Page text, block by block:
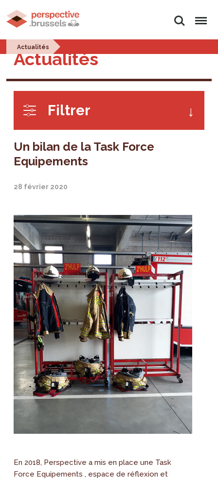
Rechercher
Menu
Actualités
Actualités
Filtrer
Un bilan de la Task Force
Equipements
28 février 2020
En 2018, Perspective a mis en place une Task
Force Equipements , espace de réflexion et